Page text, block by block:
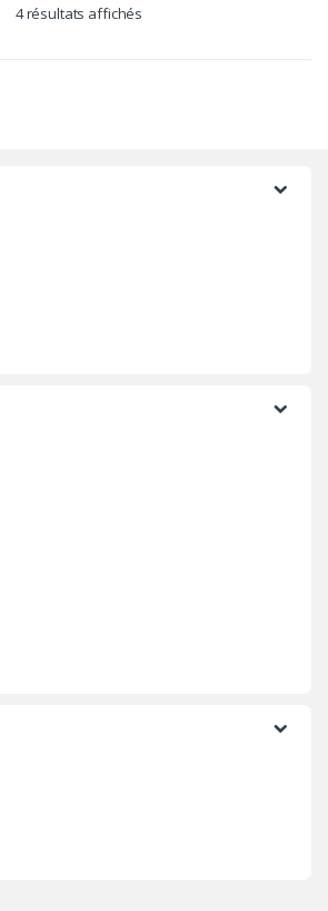
4 résultats affichés